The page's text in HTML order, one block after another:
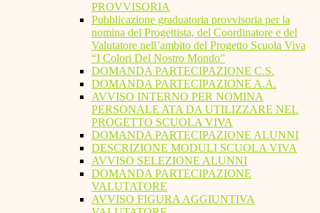
PROVVISORIA
Pubblicazione graduatoria provvisoria per la
nomina del Progettista, del Coordinatore e del
Valutatore nell’ambito del Progetto Scuola Viva
“I Colori Del Nostro Mondo”
DOMANDA PARTECIPAZIONE C.S.
DOMANDA PARTECIPAZIONE A.A.
AVVISO INTERNO PER NOMINA
PERSONALE ATA DA UTILIZZARE NEL
PROGETTO SCUOLA VIVA
DOMANDA PARTECIPAZIONE ALUNNI
DESCRIZIONE MODULI SCUOLA VIVA
AVVISO SELEZIONE ALUNNI
DOMANDA PARTECIPAZIONE
VALUTATORE
AVVISO FIGURA AGGIUNTIVA